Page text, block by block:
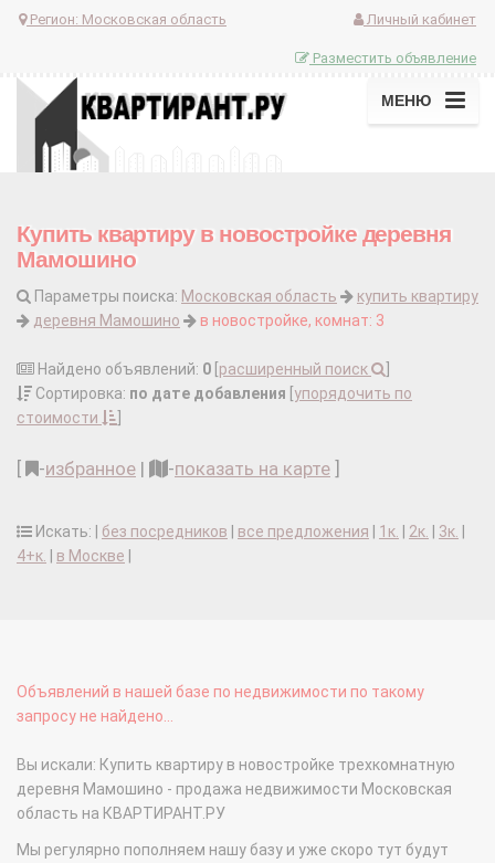
Регион: Московская область Личный кабинет
Разместить объявление
МЕНЮ
Купить квартиру в новостройке деревня
Мамошино
Параметры поиска: Московская область
купить квартиру
деревня Мамошино
в новостройке, комнат: 3
Найдено объявлений: 0 расширенный поиск
Сортировка: по дате добавления упорядочить по
стоимости
-избранное | -показать на карте
Искать: | без посредников все предложения 1к. 2к. 3к.
4+к.
в Москве
Объявлений в нашей базе по недвижимости по такому
запросу не найдено...
Вы искали: Купить квартиру в новостройке трехкомнатную
деревня Мамошино - продажа недвижимости Московская
область на КВАРТИРАНТ.РУ
Мы регулярно пополняем нашу базу и уже скоро тут будут